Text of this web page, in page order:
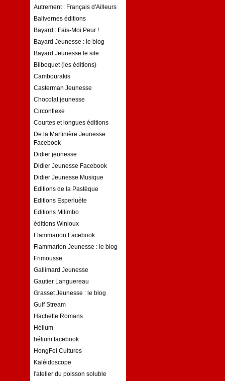
Autrement : Français d'Ailleurs
Balivernes éditions
Bayard : Fais-Moi Peur !
Bayard Jeunesse : le blog
Bayard Jeunesse le site
Bilboquet (les éditions)
Cambourakis
Casterman Jeunesse
Chocolat jeunesse
Circonflexe
Courtes et longues éditions
De la Martinière Jeunesse
Facebook
Didier jeunesse
Didier Jeunesse Facebook
Didier Jeunesse Musique
Editions de la Pastèque
Editions Esperluète
Editions Milimbo
éditions Winioux
Flammarion Facebook
Flammarion Jeunesse : le blog
Frimousse
Gallimard Jeunesse
Gautier Languereau
Grasset Jeunesse : le blog
Gulf Stream
Hachette Romans
Hélium
hélium facebook
HongFei Cultures
Kaléidoscope
l'atelier du poisson soluble